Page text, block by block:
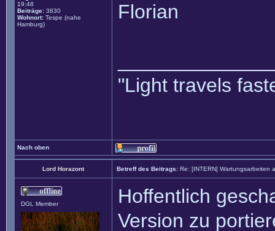
19:48
Beiträge: 3830
Wohnort: Tespe (nahe
Hamburg)
Florian
"Light travels
Nach oben
Lord Horazont Betreff des Beitrags: Re: [INTERN] Wartungsarbeiten
DGL Member
Hoffentlich
Version zu